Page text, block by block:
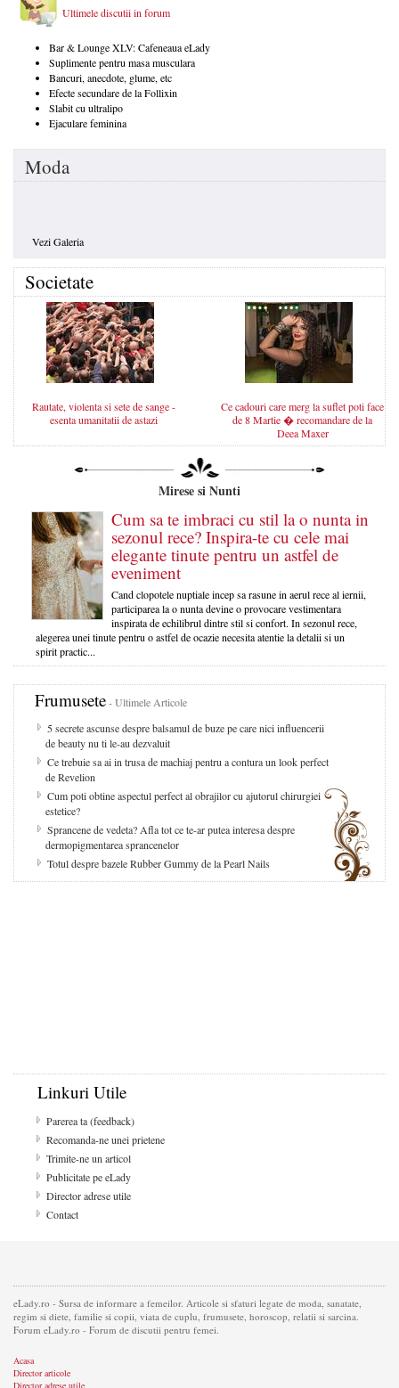
Ultimele discutii in forum
Bar & Lounge XLV: Cafeneaua eLady
Suplimente pentru masa musculara
Bancuri, anecdote, glume, etc
Efecte secundare de la Follixin
Slabit cu ultralipo
Ejaculare feminina
Moda
Vezi Galeria
Societate
Rautate, violenta si sete de sange -
esenta umanitatii de astazi
Ce cadouri care merg la suflet poti face
de 8 Martie � recomandare de la
Deea Maxer
Mirese si Nunti
Cum sa te imbraci cu stil la o nunta in
sezonul rece? Inspira-te cu cele mai
elegante tinute pentru un astfel de
eveniment
Cand clopotele nuptiale incep sa rasune in aerul rece al iernii,
participarea la o nunta devine o provocare vestimentara
inspirata de echilibrul dintre stil si confort. In sezonul rece,
alegerea unei tinute pentru o astfel de ocazie necesita atentie la detalii si un
spirit practic...
Frumusete- Ultimele Articole
5 secrete ascunse despre balsamul de buze pe care nici influencerii
de beauty nu ti le-au dezvaluit
Ce trebuie sa ai in trusa de machiaj pentru a contura un look perfect
de Revelion
Cum poti obtine aspectul perfect al obrajilor cu ajutorul chirurgiei
estetice?
Sprancene de vedeta? Afla tot ce te-ar putea interesa despre
dermopigmentarea sprancenelor
Totul despre bazele Rubber Gummy de la Pearl Nails
Linkuri Utile
Parerea ta (feedback)
Recomanda-ne unei prietene
Trimite-ne un articol
Publicitate pe eLady
Director adrese utile
Contact
eLady.ro - Sursa de informare a femeilor. Articole si sfaturi legate de moda, sanatate,
regim si diete, familie si copii, viata de cuplu, frumusete, horoscop, relatii si sarcina.
Forum eLady.ro - Forum de discutii pentru femei.
Acasa
Director articole